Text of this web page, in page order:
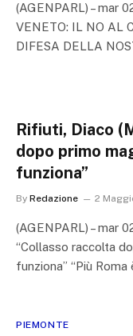
(AGENPARL) – mar
VENETO: IL NO AL
DIFESA DELLA
Rifiuti, Diaco
dopo primo
funziona”
By Redazione 2
(AGENPARL) – mar
“Collasso raccolta
funziona” “Più Roma
PIEMONTE